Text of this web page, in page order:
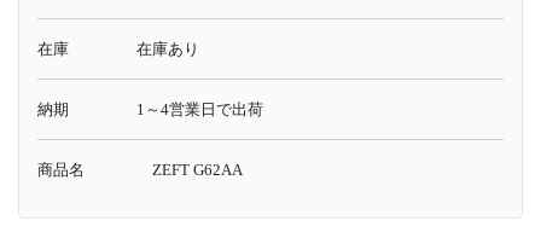
在庫 在庫あり
納期 1～4営業日で出荷
商品名 ZEFT G62AA